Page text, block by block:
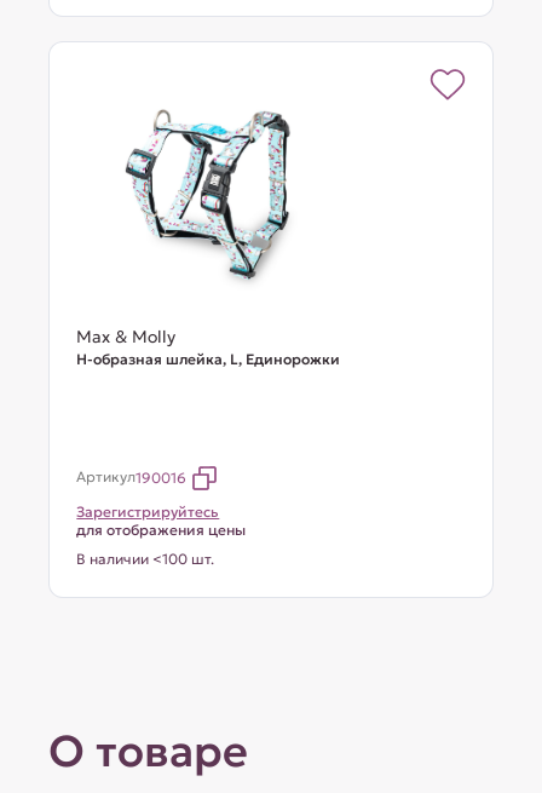
Max & Molly
Н-образная шлейка, L, Единорожки
Артикул190016
Зарегистрируйтесь
для отображения цены
В наличии <100 шт.
О товаре